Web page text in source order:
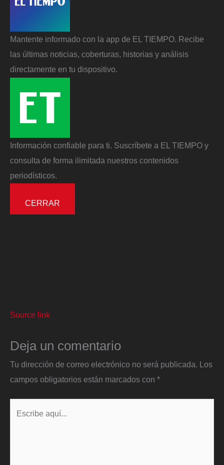
Mantente informado con la app de EL TIEMPO. Recibe
las últimas noticias, coberturas, historias y análisis
directamente en tu dispositivo.
Información confiable para ti. Suscríbete a EL TIEMPO y
consulta de forma ilimitada nuestros contenidos
periodísticos.
CERRAR
Source link
Deja un comentario
Tu dirección de correo electrónico no será publicada. Los
campos obligatorios están marcados con *